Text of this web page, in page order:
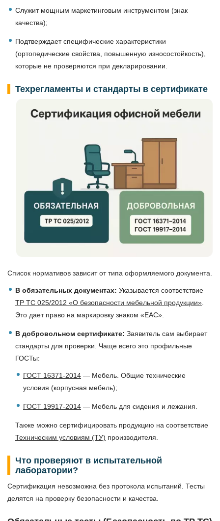
Служит мощным маркетинговым инструментом (знак
качества);
Подтверждает специфические характеристики
(ортопедические свойства, повышенную износостойкость),
которые не проверяются при декларировании.
Техрегламенты и стандарты в сертификате
Список нормативов зависит от типа оформляемого документа.
В обязательных документах: Указывается соответствие
ТР ТС 025/2012 «О безопасности мебельной продукции»
Это дает право на маркировку знаком «ЕАС».
В добровольном сертификате: Заявитель сам выбирает
стандарты для проверки. Чаще всего это профильные
ГОСТы:
ГОСТ 16371-2014 — Мебель. Общие технические
условия (корпусная мебель);
ГОСТ 19917-2014 — Мебель для сидения и лежания.
Также можно сертифицировать продукцию на соответствие
Техническим условиям (ТУ) производителя.
Что проверяют в испытательной
лаборатории?
Сертификация невозможна без протокола испытаний. Тесты
делятся на проверку безопасности и качества.